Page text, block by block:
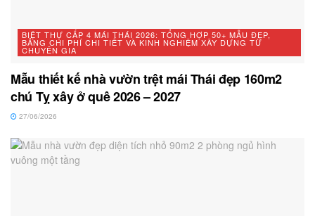
BIỆT THỰ CẤP 4 MÁI THÁI 2026: TỔNG HỢP 50+ MẪU ĐẸP,
BẢNG CHI PHÍ CHI TIẾT VÀ KINH NGHIỆM XÂY DỰNG TỪ
CHUYÊN GIA
Mẫu thiết kế nhà vườn trệt mái Thái đẹp 160m2
chú Tỵ xây ở quê 2026 – 2027
27/06/2026